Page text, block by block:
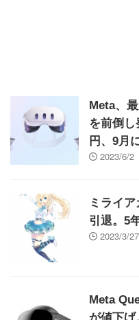
Meta、
を前倒し
円、9月
2023/6/2
ミライ
引退。5
2023/3/27
Meta
が値下げ